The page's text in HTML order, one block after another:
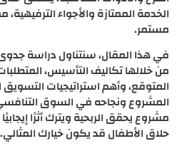
الخدمة الممتازة والأجواء
مستمر.
في هذا المقال، سنتناول دراسة
من خلالها تكاليف التأسيس،
المتوقع، وأهم استراتيجيات
المشروع ونجاحه في السوق
مشروع يحقق الربحية ويترك أثرًا
حلاق الأطفال قد يكون خيارك المثالي.